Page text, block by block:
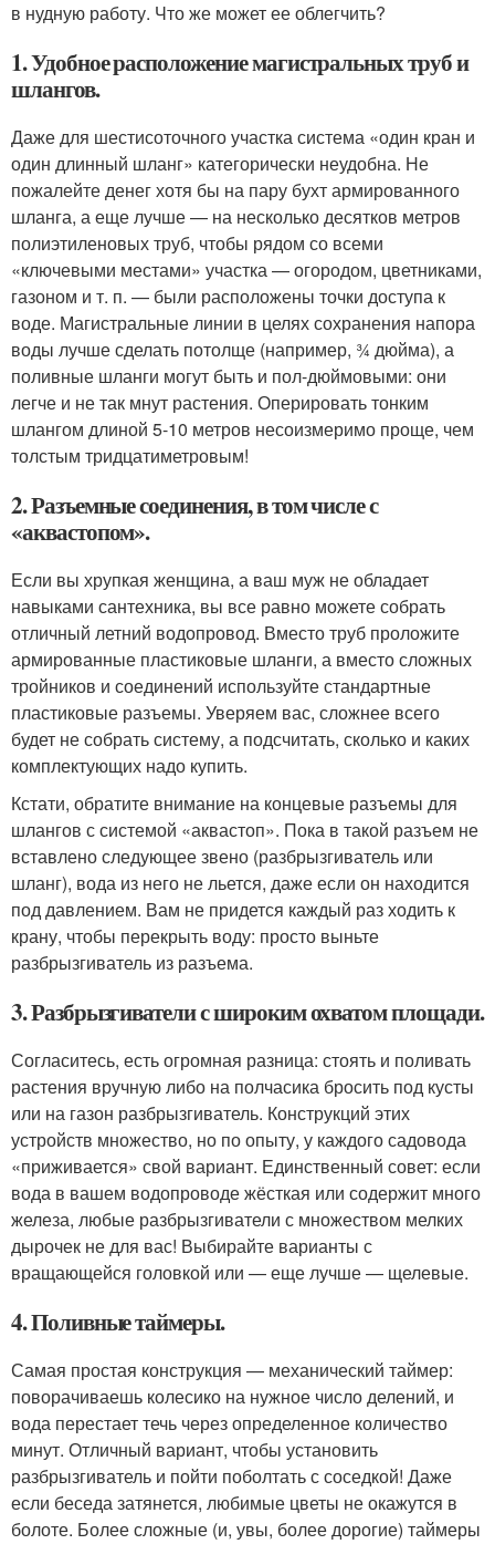
в нудную работу. Что же может ее облегчить?
1. Удобное расположение магистральных труб и
шлангов.
Даже для шестисоточного участка система «один кран и
один длинный шланг» категорически неудобна. Не
пожалейте денег хотя бы на пару бухт армированного
шланга, а еще лучше — на несколько десятков метров
полиэтиленовых труб, чтобы рядом со всеми
«ключевыми местами» участка — огородом, цветниками,
газоном и т. п. — были расположены точки доступа к
воде. Магистральные линии в целях сохранения напора
воды лучше сделать потолще (например, ¾ дюйма), а
поливные шланги могут быть и пол-дюймовыми: они
легче и не так мнут растения. Оперировать тонким
шлангом длиной 5-10 метров несоизмеримо проще, чем
толстым тридцатиметровым!
2. Разъемные соединения, в том числе с
«аквастопом».
Если вы хрупкая женщина, а ваш муж не обладает
навыками сантехника, вы все равно можете собрать
отличный летний водопровод. Вместо труб проложите
армированные пластиковые шланги, а вместо сложных
тройников и соединений используйте стандартные
пластиковые разъемы. Уверяем вас, сложнее всего
будет не собрать систему, а подсчитать, сколько и каких
комплектующих надо купить.
Кстати, обратите внимание на концевые разъемы для
шлангов с системой «аквастоп». Пока в такой разъем не
вставлено следующее звено (разбрызгиватель или
шланг), вода из него не льется, даже если он находится
под давлением. Вам не придется каждый раз ходить к
крану, чтобы перекрыть воду: просто выньте
разбрызгиватель из разъема.
3. Разбрызгиватели с широким охватом площади.
Согласитесь, есть огромная разница: стоять и поливать
растения вручную либо на полчасика бросить под кусты
или на газон разбрызгиватель. Конструкций этих
устройств множество, но по опыту, у каждого садовода
«приживается» свой вариант. Единственный совет: если
вода в вашем водопроводе жёсткая или содержит много
железа, любые разбрызгиватели с множеством мелких
дырочек не для вас! Выбирайте варианты с
вращающейся головкой или — еще лучше — щелевые.
4. Поливные таймеры.
Самая простая конструкция — механический таймер:
поворачиваешь колесико на нужное число делений, и
вода перестает течь через определенное количество
минут. Отличный вариант, чтобы установить
разбрызгиватель и пойти поболтать с соседкой! Даже
если беседа затянется, любимые цветы не окажутся в
болоте. Более сложные (и, увы, более дорогие) таймеры